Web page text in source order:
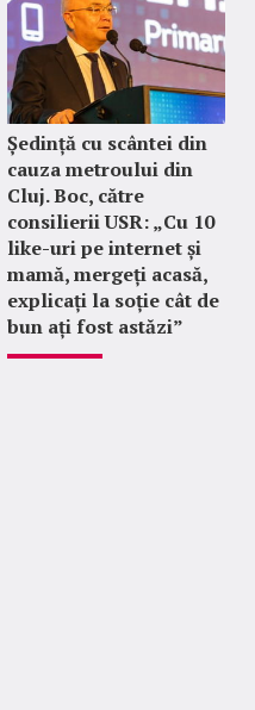
Ședință cu scântei din
cauza metroului din
Cluj. Boc, către
consilierii USR: „Cu 10
like-uri pe internet și
mamă, mergeți acasă,
explicați la soție cât de
bun ați fost astăzi”